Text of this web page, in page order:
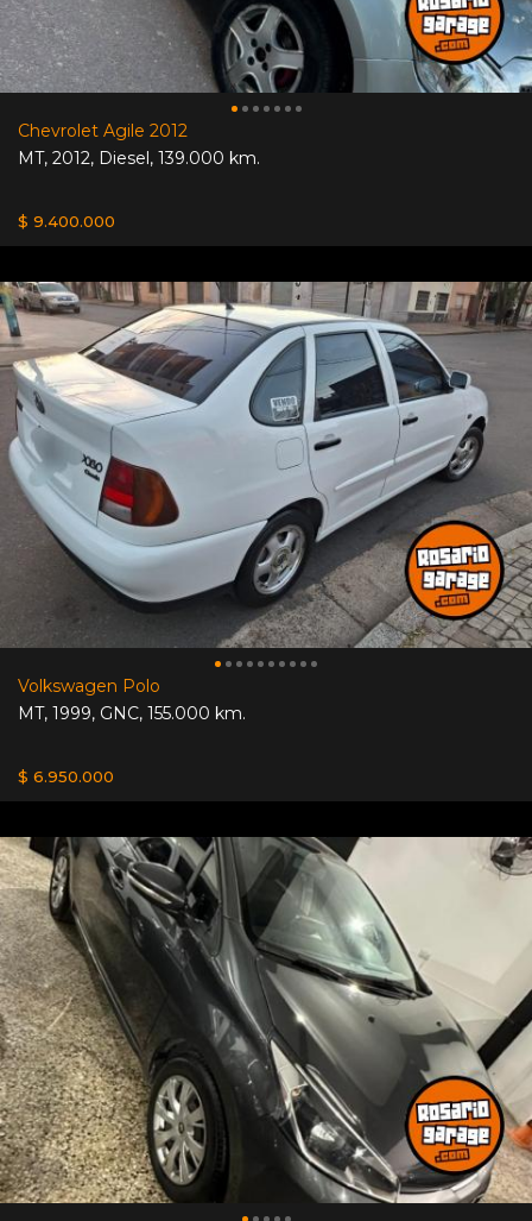
Chevrolet Agile 2012
MT, 2012, Diesel, 139.000 km.
$ 9.400.000
Volkswagen Polo
MT, 1999, GNC, 155.000 km.
$ 6.950.000